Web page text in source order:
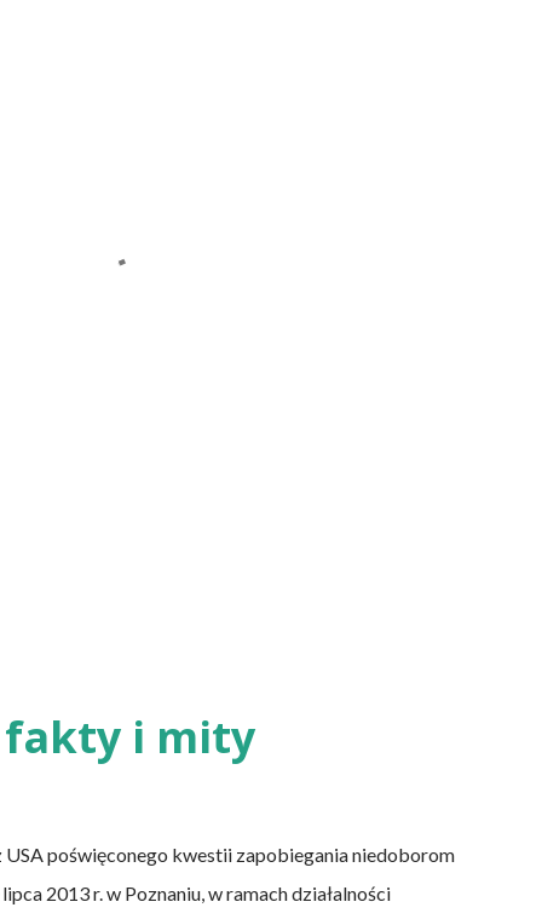
fakty i mity
USA poświęconego kwestii zapobiegania niedoborom
2013 r. w Poznaniu, w ramach działalności